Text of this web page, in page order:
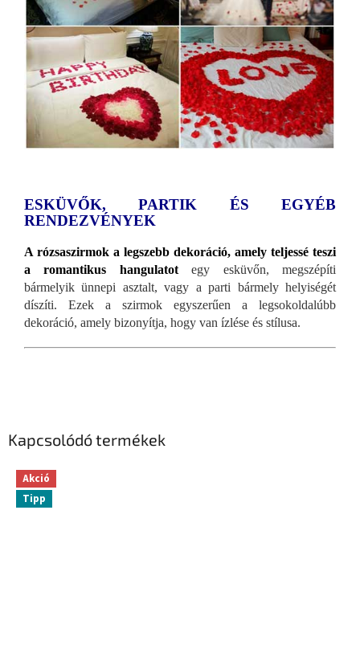
Kapcsolódó termékek
Akció
Tipp
ESKÜVŐK, PARTIK ÉS EGYÉB
RENDEZVÉNYEK
A rózsaszirmok a legszebb dekoráció, amely teljessé teszi
a romantikus hangulatot
egy esküvőn, megszépíti
bármelyik ünnepi asztalt, vagy a parti bármely helyiségét
díszíti. Ezek a szirmok egyszerűen a legsokoldalúbb
dekoráció, amely bizonyítja, hogy van ízlése és stílusa.